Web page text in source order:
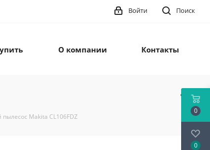
Поиск
Войти
О компании Контакты
Makita CL106FDZ
0
0